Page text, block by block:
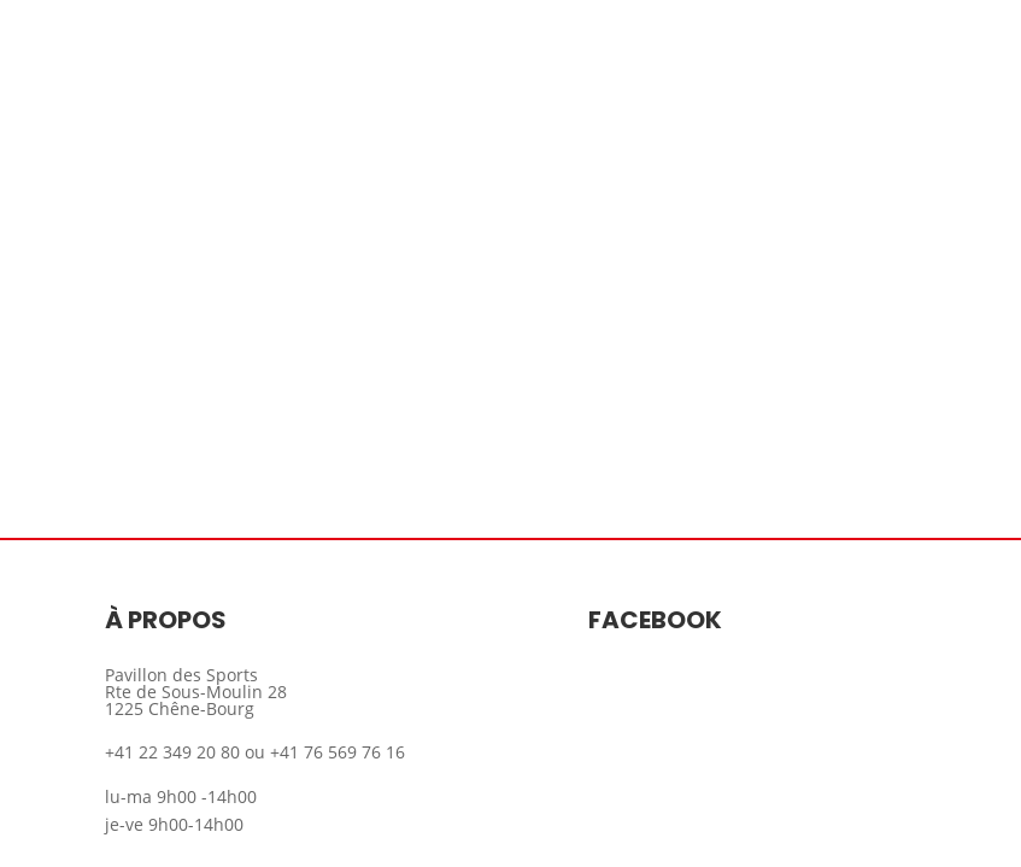
À PROPOS
Pavillon des Sports
Rte de Sous-Moulin 28
1225 Chêne-Bourg
+41 22 349 20 80 ou +41 76 569 76 16
lu-ma 9h00 -14h00
je-ve 9h00-14h00
FACEBOOK